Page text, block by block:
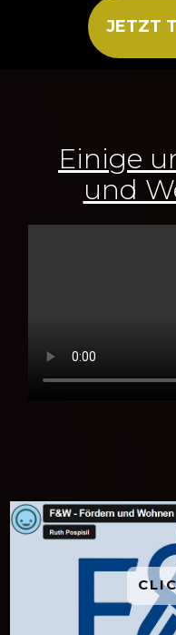
JETZT
Einige
und